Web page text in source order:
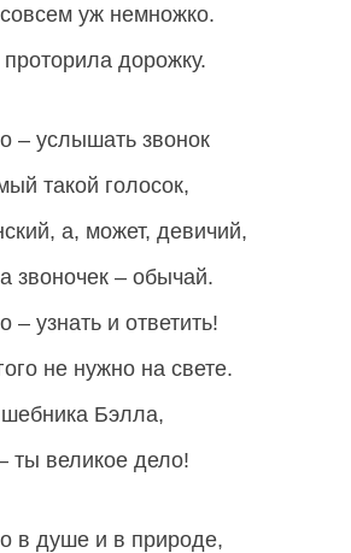
уж немножко.
дорожку.
– услышать звонок
такой голосок,
а, может, девичий,
звоночек – обычай.
– узнать и ответить!
не нужно на свете.
Бэлла,
ты великое дело!
в душе и в природе,